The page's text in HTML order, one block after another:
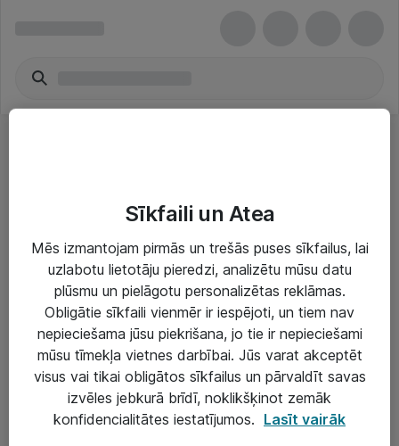
Risinājumi & Pakalpojumi
IT serviss un atbalsts
IT infrastruktūra
Darba vietu IT risinājumi
Sīkfaili un Atea
Mēs izmantojam pirmās un trešās puses sīkfailus, lai
uzlabotu lietotāju pieredzi, analizētu mūsu datu
plūsmu un pielāgotu personalizētas reklāmas.
Obligātie sīkfaili vienmēr ir iespējoti, un tiem nav
nepieciešama jūsu piekrišana, jo tie ir nepieciešami
mūsu tīmekļa vietnes darbībai. Jūs varat akceptēt
visus vai tikai obligātos sīkfailus un pārvaldīt savas
izvēles jebkurā brīdī, noklikšķinot zemāk
konfidencialitātes iestatījumos. Lasīt vairāk